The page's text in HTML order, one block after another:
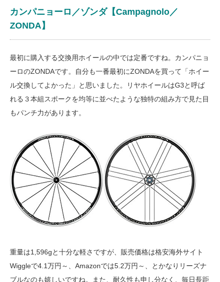
カンパニョーロ／ゾンダ【Campagnolo／
ZONDA】
最初に購入する交換用ホイールの中では定番ですね。カンパニョ
ーロのZONDAです。自分も一番最初にZONDAを買って「ホイー
ル交換してよかった」と思いました。リヤホイールはG3と呼ば
れる３本組スポークを均等に並べたような独特の組み方で見た目
もパンチ力があります。
重量は1,596gと十分な軽さですが、販売価格は格安海外サイト
Wiggleで4.1万円～、Amazonでは5.2万円～、とかなりリーズナ
ブルなのも嬉しいですね。また、耐久性も申し分なく、毎日長距